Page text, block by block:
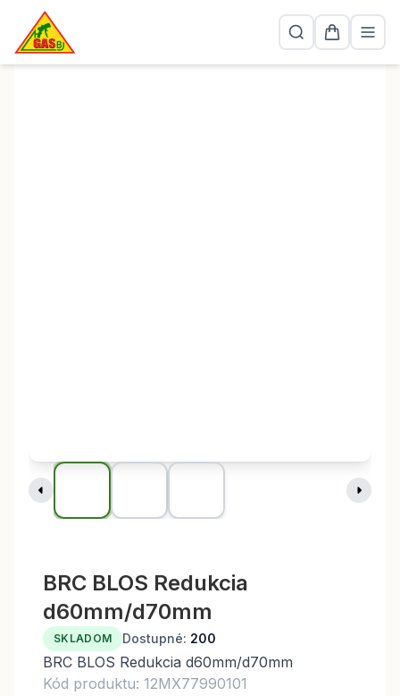
BRC BLOS Redukcia
d60mm/d70mm
SKLADOM Dostupné: 200
BRC BLOS Redukcia d60mm/d70mm
Kód produktu: 12MX77990101